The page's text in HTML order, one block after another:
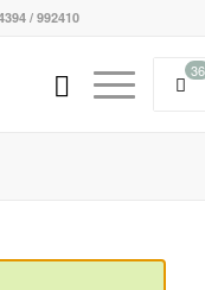
/ 992410
36